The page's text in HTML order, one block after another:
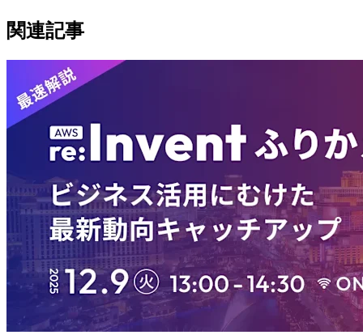
関連記事